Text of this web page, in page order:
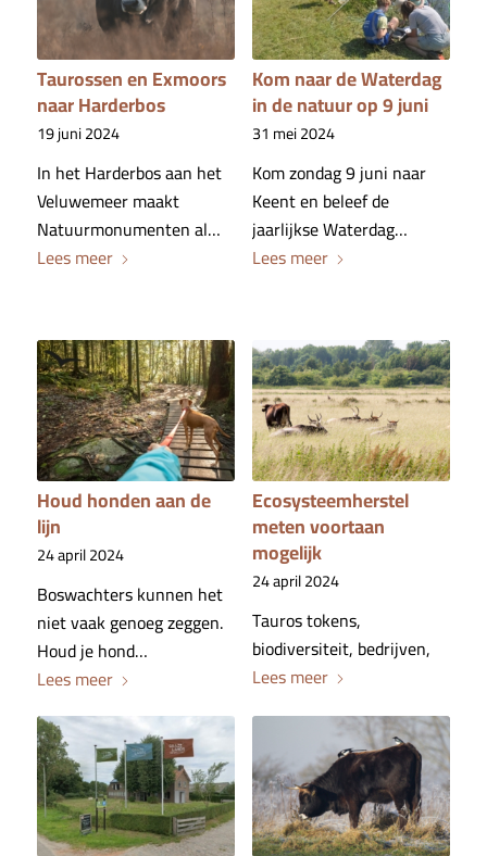
Taurossen en Exmoors
naar Harderbos
19 juni 2024
In het Harderbos aan het
Veluwemeer maakt
Natuurmonumenten al…
Lees meer
Kom naar de Waterdag
in de natuur op 9 juni
31 mei 2024
Kom zondag 9 juni naar
Keent en beleef de
jaarlijkse Waterdag…
Lees meer
Houd honden aan de
lijn
24 april 2024
Boswachters kunnen het
niet vaak genoeg zeggen.
Houd je hond…
Lees meer
Ecosysteemherstel
meten voortaan
mogelijk
24 april 2024
Tauros tokens,
biodiversiteit, bedrijven,
Lees meer